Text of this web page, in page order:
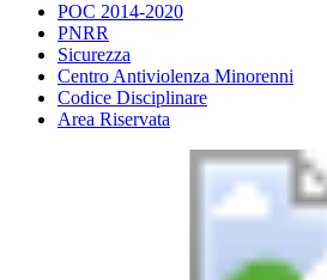
POC 2014-2020
PNRR
Sicurezza
Centro Antiviolenza Minorenni
Codice Disciplinare
Area Riservata